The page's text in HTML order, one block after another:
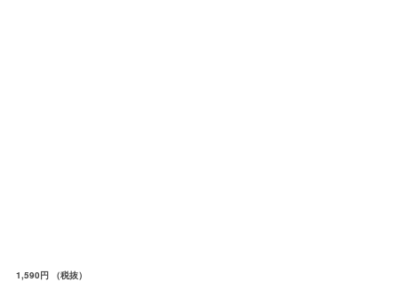
1,590円 （税抜）